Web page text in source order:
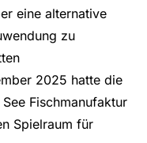
eine alternative
zu
2025 hatte die
Fischmanufaktur
Spielraum für